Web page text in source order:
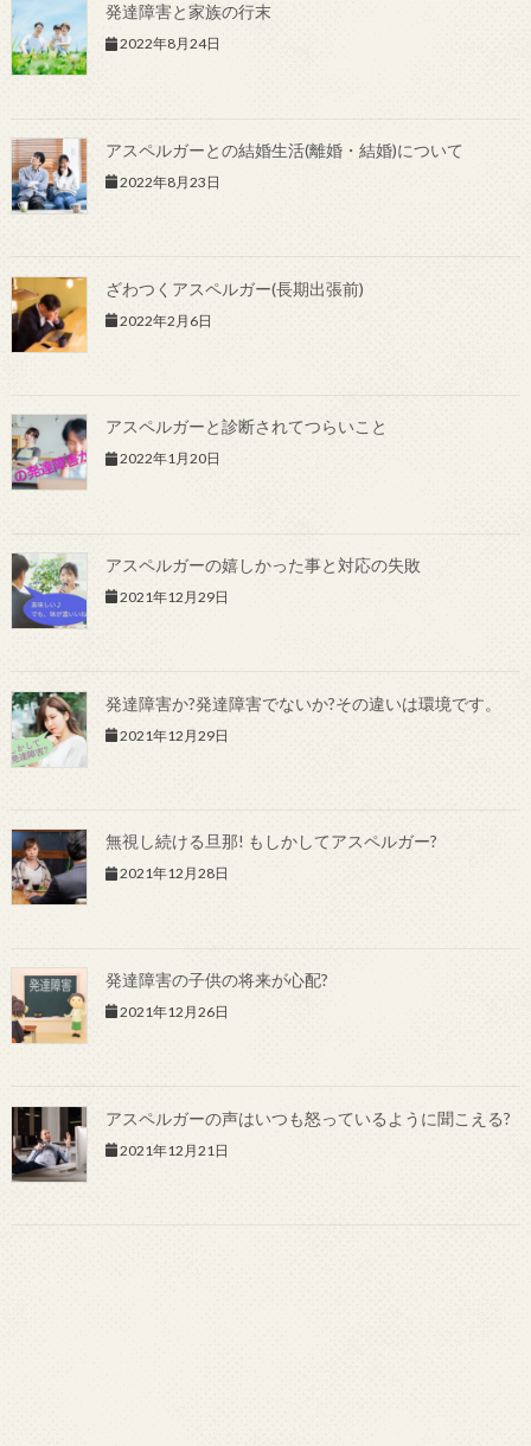
発達障害と家族の行末
2022年8月24日
アスペルガーとの結婚生活(離婚・結婚)について
2022年8月23日
ざわつくアスペルガー(長期出張前)
2022年2月6日
アスペルガーと診断されてつらいこと
2022年1月20日
アスペルガーの嬉しかった事と対応の失敗
2021年12月29日
発達障害か?発達障害でないか?その違いは環境です。
2021年12月29日
無視し続ける旦那! もしかしてアスペルガー?
2021年12月28日
発達障害の子供の将来が心配?
2021年12月26日
アスペルガーの声はいつも怒っているように聞こえる?
2021年12月21日